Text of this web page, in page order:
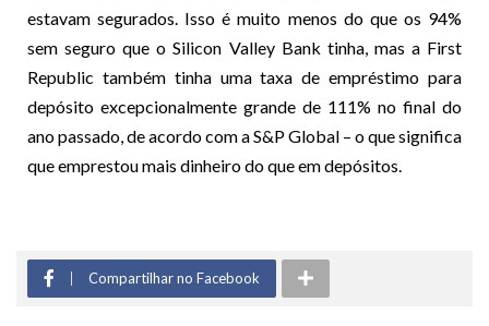
estavam segurados. Isso é muito menos do que os 94%
sem seguro que o Silicon Valley Bank tinha, mas a First
Republic também tinha uma taxa de empréstimo para
depósito excepcionalmente grande de 111% no final do
ano passado, de acordo com a S&P Global – o que significa
que emprestou mais dinheiro do que em depósitos.
Compartilhar no Facebook